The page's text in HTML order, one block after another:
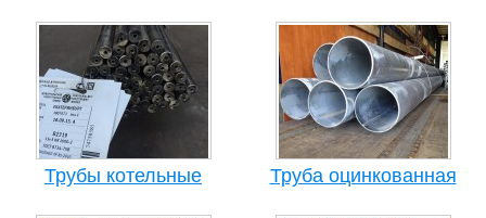
Трубы котельные Труба оцинкованная